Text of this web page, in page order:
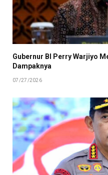
Gubernur BI Perry Warjiyo
Dampaknya
07/27/2026